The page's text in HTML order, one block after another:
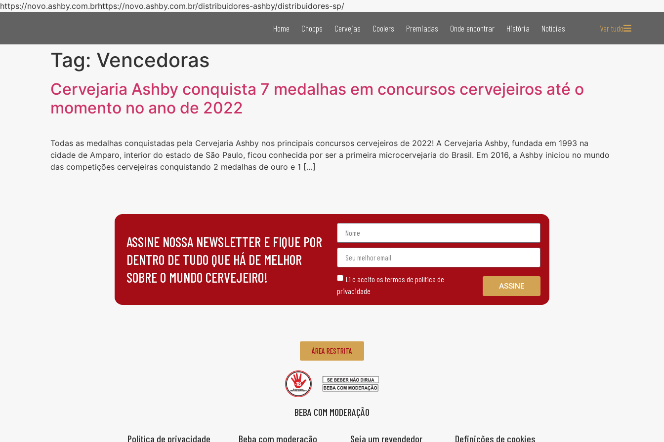
https://novo.ashby.com.brhttps://novo.ashby.com.br/distribuidores-ashby/distribuidores-sp/
Home Chopps Cervejas Coolers Premiadas Onde encontrar História Notícias Ver tudo
Tag: Vencedoras
Cervejaria Ashby conquista 7 medalhas em concursos cervejeiros até o
momento no ano de 2022
Todas as medalhas conquistadas pela Cervejaria Ashby nos principais concursos cervejeiros de 2022! A Cervejaria Ashby, fundada em 1993 na
cidade de Amparo, interior do estado de São Paulo, ficou conhecida por ser a primeira microcervejaria do Brasil. Em 2016, a Ashby iniciou no mundo
das competições cervejeiras conquistando 2 medalhas de ouro e 1 […]
ASSINE NOSSA NEWSLETTER E FIQUE POR
DENTRO DE TUDO QUE HÁ DE MELHOR
SOBRE O MUNDO CERVEJEIRO!
Li e aceito os termos de política de
privacidade
ASSINE
ÁREA RESTRITA
BEBA COM MODERAÇÃO
Política de privacidade Beba com moderação Seja um revendedor Definições de cookies